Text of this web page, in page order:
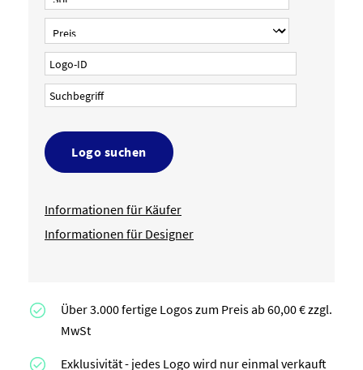
Logo suchen
Informationen für Käufer
Informationen für Designer
Über 3.000 fertige Logos zum Preis ab 60,00 € zzgl.
MwSt
Exklusivität - jedes Logo wird nur einmal verkauft